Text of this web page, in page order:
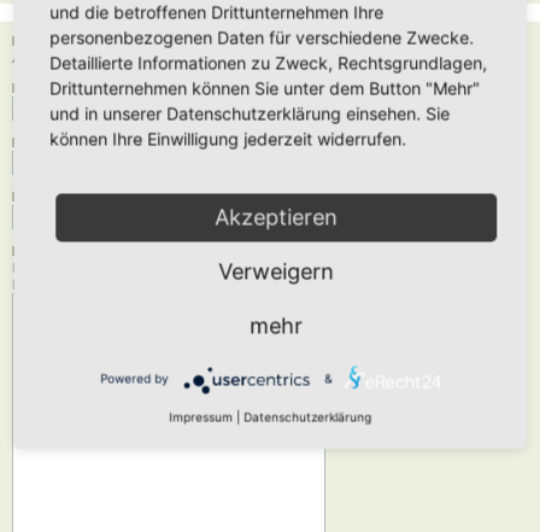
Empfänger:
Administrator
Deine E-Mail-Adresse:
Dein Name:
Betreff:
Nachrichtentext:
Diese Nachricht wird als reiner Text verschickt, verwende daher kein HTML oder
BBCode. Als Antwort-Adresse für die E-Mail wird deine E-Mail-Adresse angegeben.
und die betroffenen Drittunternehmen Ihre
personenbezogenen Daten für verschiedene Zwecke.
Detaillierte Informationen zu Zweck, Rechtsgrundlagen,
Drittunternehmen können Sie unter dem Button "Mehr"
und in unserer Datenschutzerklärung einsehen. Sie
können Ihre Einwilligung jederzeit widerrufen.
Akzeptieren
Verweigern
mehr
Powered by &
Impressum Datenschutzerklärung